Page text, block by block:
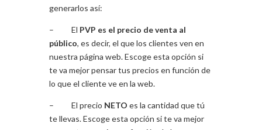
generarlos así:
– El PVP es el precio de venta al
público, es decir, el que los clientes ven en
nuestra página web. Escoge esta opción si
te va mejor pensar tus precios en función de
lo que el cliente ve en la web.
– El precio NETO es la cantidad que tú
te llevas. Escoge esta opción si te va mejor